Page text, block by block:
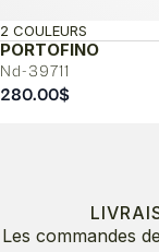
PORTOFINO
Nd-39711
2 COULEURS
280.00$
Les commandes